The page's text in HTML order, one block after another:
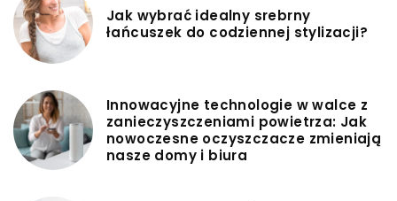
Jak wybrać idealny srebrny
łańcuszek do codziennej stylizacji?
Innowacyjne technologie w walce z
zanieczyszczeniami powietrza: Jak
nowoczesne oczyszczacze zmieniają
nasze domy i biura